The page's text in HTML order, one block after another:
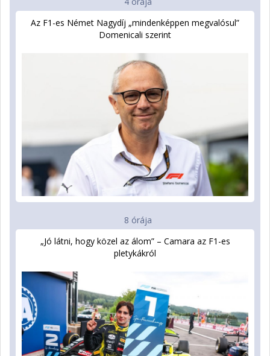
Az F1-es Német Nagydíj „mindenképpen megvalósul”
Domenicali szerint
8 órája
„Jó látni, hogy közel az álom” – Camara az F1-es
pletykákról